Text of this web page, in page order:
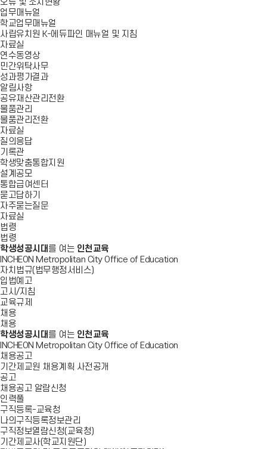
오류 및 조치현황
업무매뉴얼
학교업무매뉴얼
사립유치원 K-에듀파인 매뉴얼 및 지침
자료실
연수동영상
민간위탁사무
성과평가결과
알림사항
공유재산관리전환
물품관리
물품관리전환
자료실
질의응답
기록관
학생맞춤통합지원
설계공모
통합급여센터
묻고답하기
자주묻는질문
자료실
법령
법령
학생성공시대 를 여는 인천교육
INCHEON Metropolitan City Office of Education
자치법규(법무행정서비스)
입법예고
고시/지침
교육규제
채용
채용
학생성공시대 를 여는 인천교육
INCHEON Metropolitan City Office of Education
채용공고
기간제교원 채용계획 사전공개
공고
채용공고 알람신청
인력풀
구직등록-교육청
나의구직등록정보관리
구직정보열람신청(교육청)
기간제교사(학교지원단)